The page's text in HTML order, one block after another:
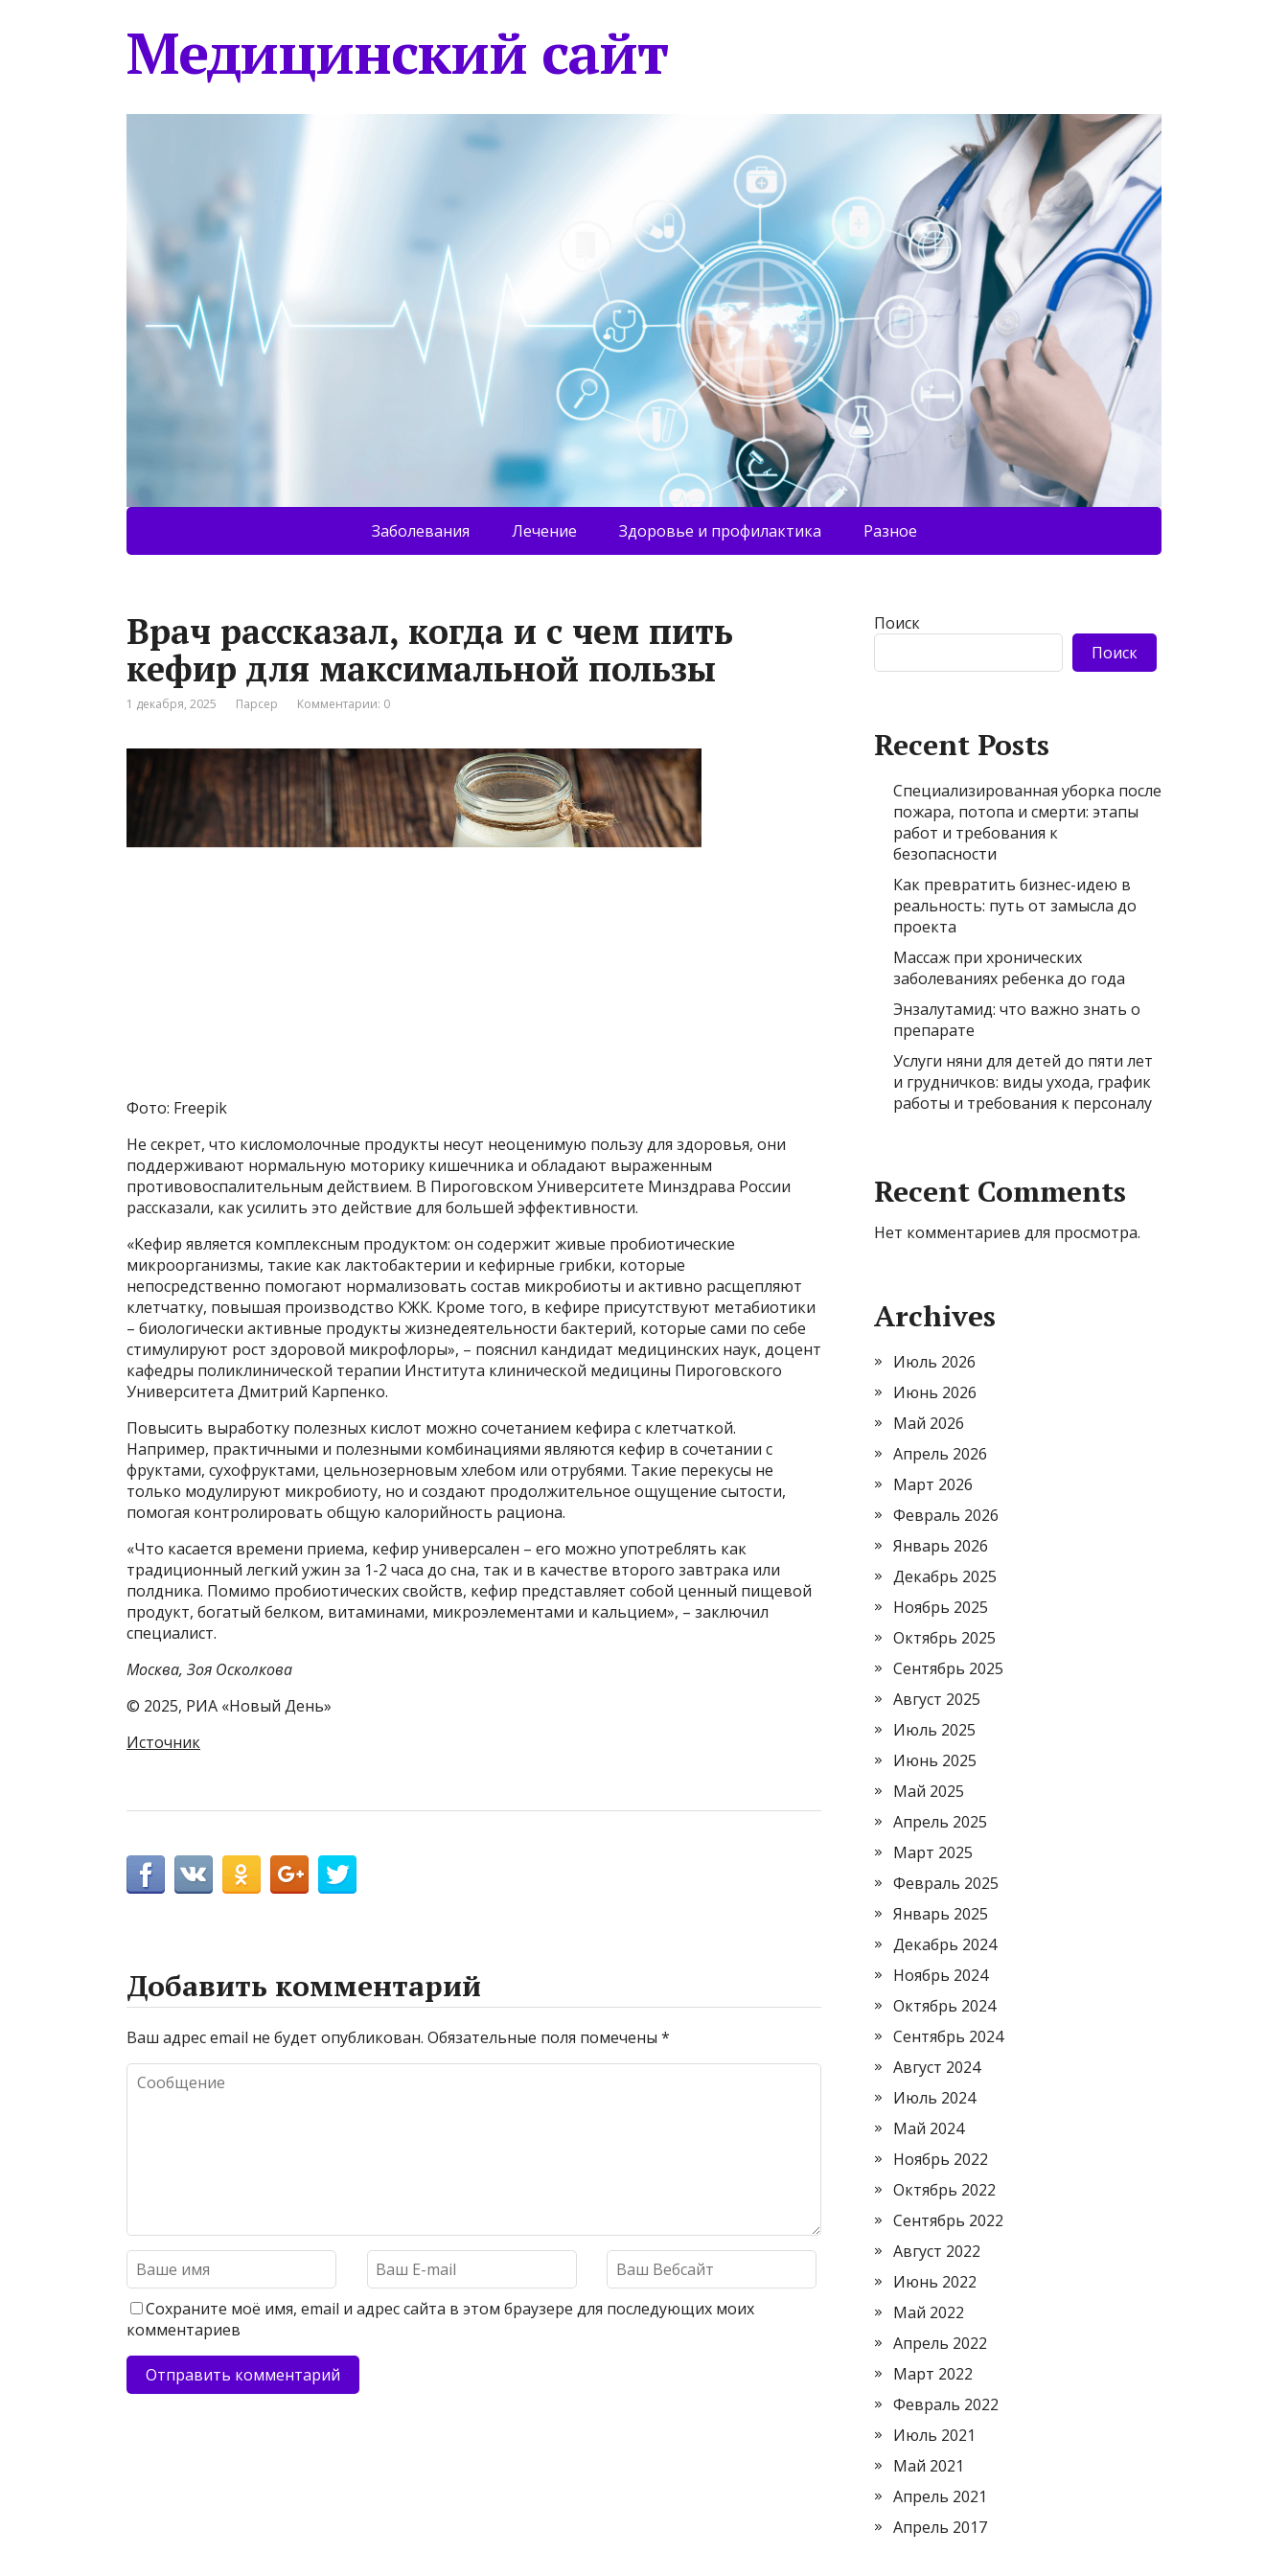
Медицинский сайт
Заболевания Лечение Здоровье и профилактика Разное
Врач рассказал, когда и с чем пить
кефир для максимальной пользы
1 декабря, 2025 Парсер Комментарии: 0
Фото: Freepik
Не секрет, что кисломолочные продукты несут неоценимую пользу для здоровья, они
поддерживают нормальную моторику кишечника и обладают выраженным
противовоспалительным действием. В Пироговском Университете Минздрава России
рассказали, как усилить это действие для большей эффективности.
«Кефир является комплексным продуктом: он содержит живые пробиотические
микроорганизмы, такие как лактобактерии и кефирные грибки, которые
непосредственно помогают нормализовать состав микробиоты и активно расщепляют
клетчатку, повышая производство КЖК. Кроме того, в кефире присутствуют метабиотики
– биологически активные продукты жизнедеятельности бактерий, которые сами по себе
стимулируют рост здоровой микрофлоры», – пояснил кандидат медицинских наук, доцент
кафедры поликлинической терапии Института клинической медицины Пироговского
Университета Дмитрий Карпенко.
Повысить выработку полезных кислот можно сочетанием кефира с клетчаткой.
Например, практичными и полезными комбинациями являются кефир в сочетании с
фруктами, сухофруктами, цельнозерновым хлебом или отрубями. Такие перекусы не
только модулируют микробиоту, но и создают продолжительное ощущение сытости,
помогая контролировать общую калорийность рациона.
«Что касается времени приема, кефир универсален – его можно употреблять как
традиционный легкий ужин за 1-2 часа до сна, так и в качестве второго завтрака или
полдника. Помимо пробиотических свойств, кефир представляет собой ценный пищевой
продукт, богатый белком, витаминами, микроэлементами и кальцием», – заключил
специалист.
Москва, Зоя Осколкова
© 2025, РИА «Новый День»
Источник
Добавить комментарий
Ваш адрес email не будет опубликован. Обязательные поля помечены *
Сохраните моё имя, email и адрес сайта в этом браузере для последующих моих
комментариев
Поиск
Поиск
Recent Posts
Специализированная уборка после
пожара, потопа и смерти: этапы
работ и требования к
безопасности
Как превратить бизнес-идею в
реальность: путь от замысла до
проекта
Массаж при хронических
заболеваниях ребенка до года
Энзалутамид: что важно знать о
препарате
Услуги няни для детей до пяти лет
и грудничков: виды ухода, график
работы и требования к персоналу
Recent Comments
Нет комментариев для просмотра.
Archives
Июль 2026
Июнь 2026
Май 2026
Апрель 2026
Март 2026
Февраль 2026
Январь 2026
Декабрь 2025
Ноябрь 2025
Октябрь 2025
Сентябрь 2025
Август 2025
Июль 2025
Июнь 2025
Май 2025
Апрель 2025
Март 2025
Февраль 2025
Январь 2025
Декабрь 2024
Ноябрь 2024
Октябрь 2024
Сентябрь 2024
Август 2024
Июль 2024
Май 2024
Ноябрь 2022
Октябрь 2022
Сентябрь 2022
Август 2022
Июнь 2022
Май 2022
Апрель 2022
Март 2022
Февраль 2022
Июль 2021
Май 2021
Апрель 2021
Апрель 2017